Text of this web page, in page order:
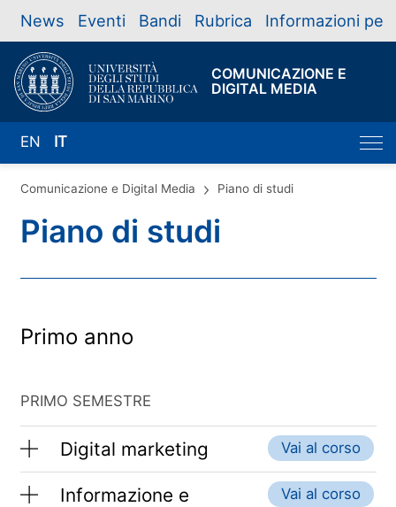
News Eventi Bandi Rubrica Informazioni per
COMUNICAZIONE E
DIGITAL MEDIA
EN IT
Comunicazione e Digital Media Piano di studi
Piano di studi
Primo anno
PRIMO SEMESTRE
Digital marketing Vai al corso
Informazione e
Vai al corso